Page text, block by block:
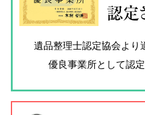
認定
遺品整理士認定協会より
優良事業所として認